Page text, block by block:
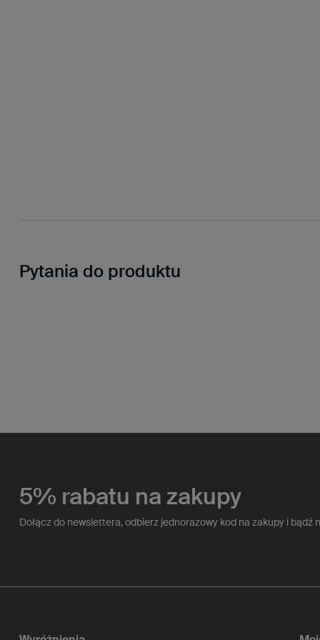
Pytania do produktu
5% rabatu na zakupy
Dołącz do newslettera, odbierz jednorazowy kod na zakupy i bądź